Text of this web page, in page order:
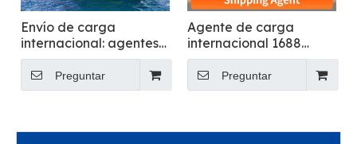
Envío de carga
internacional: agentes
de transporte de carga
expertosPreguntar
Agente de carga
internacional 1688
Agente de envío de
Amazon DDP DDU
desde China a todo el
Preguntar